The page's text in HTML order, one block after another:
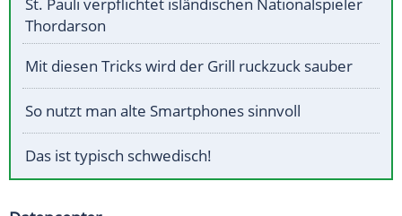
St. Pauli verpflichtet isländischen Nationalspieler
Thordarson
Mit diesen Tricks wird der Grill ruckzuck sauber
So nutzt man alte Smartphones sinnvoll
Das ist typisch schwedisch!